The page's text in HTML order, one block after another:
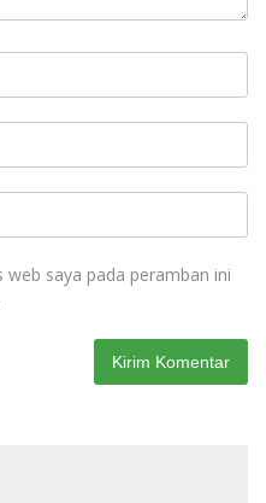
saya pada peramban ini